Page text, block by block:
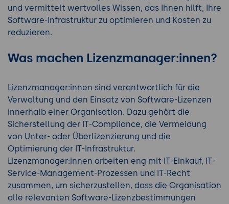
und vermittelt wertvolles Wissen, das Ihnen hilft, Ihre
Software-Infrastruktur zu optimieren und Kosten zu
reduzieren.
Was machen Lizenzmanager:innen?
Lizenzmanager:innen sind verantwortlich für die
Verwaltung und den Einsatz von Software-Lizenzen
innerhalb einer Organisation. Dazu gehört die
Sicherstellung der IT-Compliance, die Vermeidung
von Unter- oder Überlizenzierung und die
Optimierung der IT-Infrastruktur.
Lizenzmanager:innen arbeiten eng mit IT-Einkauf, IT-
Service-Management-Prozessen und IT-Recht
zusammen, um sicherzustellen, dass die Organisation
alle relevanten Software-Lizenzbestimmungen